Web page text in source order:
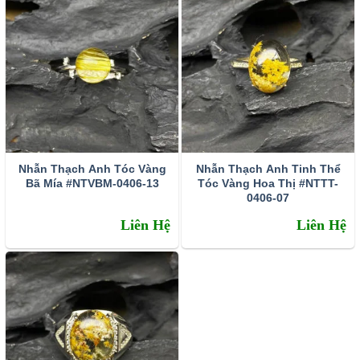
nghĩ tích cực, đầu óc sáng suốt hơn để tìm ra con đường đi
mới. Theo các nhà Thạch học, thì thạch anh tóc vàng công
dụng là kích thích tư duy làm việc, tăng chí tiến thủ cho chủ
nhân. Do vậy, thường xuyên để thạch anh tóc vàng gần
vùng thái dương sẽ giúp trí tuệ mở mang, đầu óc minh
mẫn và khơi nguồn cảm hứng sáng tạo mạnh mẽ hơn.
Khiến chủ nhân không ngừng phát triển và thành công trên
con đường danh vọng.
Nhẫn Thạch Anh Tóc Vàng
Bã Mía #NTVBM-0406-13
Liên Hệ
Nhẫn Thạch Anh Tinh Thể
Tóc Vàng Hoa Thị #NTTT-
0406-07
Liên Hệ